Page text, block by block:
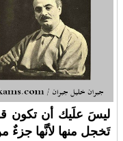
ليسَ علَيك أن تكون
تَخجل منها لأنَّها جزءٌ